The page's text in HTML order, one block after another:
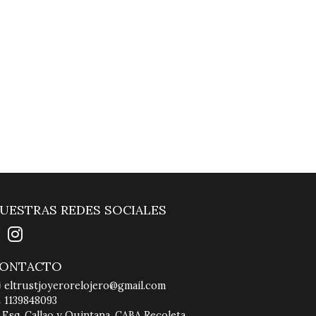
REDES SOCIALES
eltrustjoyerorelojero@gmail.com
1139848093